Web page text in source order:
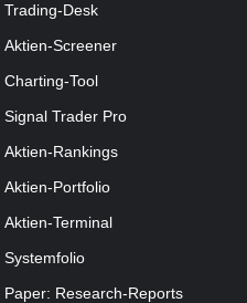
Trading-Desk
Aktien-Screener
Charting-Tool
Signal Trader Pro
Aktien-Rankings
Aktien-Portfolio
Aktien-Terminal
Systemfolio
Paper: Research-Reports